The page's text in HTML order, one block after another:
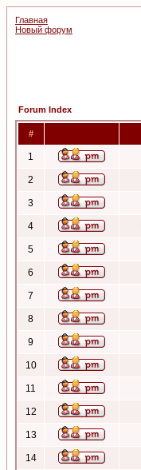
Главная
Новый форум
Forum Index
#
1
2
3
4
5
6
7
8
9
10
11
12
13
14